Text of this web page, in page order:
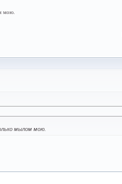
мою.
мылом мою.